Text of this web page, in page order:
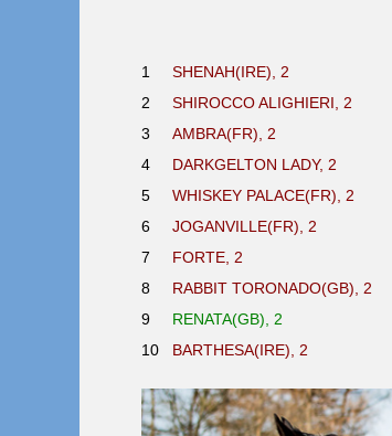
1
SHENAH(IRE), 2
2
SHIROCCO ALIGHIERI, 2
3
AMBRA(FR), 2
4
DARKGELTON LADY, 2
5
WHISKEY PALACE(FR), 2
6
JOGANVILLE(FR), 2
7
FORTE, 2
8
RABBIT TORONADO(GB), 2
9
RENATA(GB), 2
10
BARTHESA(IRE), 2